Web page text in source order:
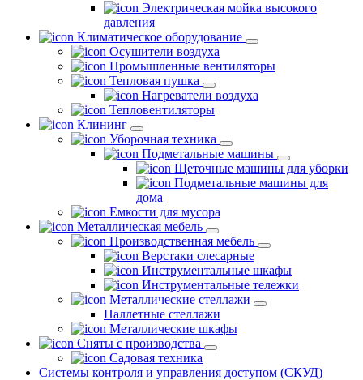
Электрическая мойка высокого
давления
Климатическое оборудование
Осушители воздуха
Промышленные вентиляторы
Тепловая пушка
Нагреватели воздуха
Тепловентиляторы
Клининг
Уборочная техника
Подметальные машины
Щеточные машины для уборки
Подметальные машины для
дома
Емкости для мусора
Металлическая мебель
Производственная мебель
Верстаки слесарные
Инструментальные шкафы
Инструментальные тележки
Металлические стеллажи
Паллетные стеллажи
Металлические шкафы
Сняты с производства
Садовая техника
Системы контроля и управления доступом (СКУД)